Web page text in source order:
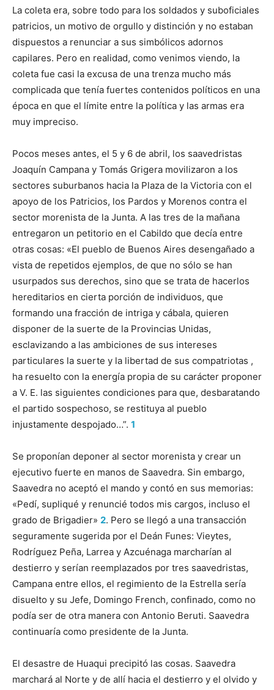
La coleta era, sobre todo para los soldados y suboficiales
patricios, un motivo de orgullo y distinción y no estaban
dispuestos a renunciar a sus simbólicos adornos
capilares. Pero en realidad, como venimos viendo, la
coleta fue casi la excusa de una trenza mucho más
complicada que tenía fuertes contenidos políticos en una
época en que el límite entre la política y las armas era
muy impreciso.
Pocos meses antes, el 5 y 6 de abril, los saavedristas
Joaquín Campana y Tomás Grigera movilizaron a los
sectores suburbanos hacia la Plaza de la Victoria con el
apoyo de los Patricios, los Pardos y Morenos contra el
sector morenista de la Junta. A las tres de la mañana
entregaron un petitorio en el Cabildo que decía entre
otras cosas: «El pueblo de Buenos Aires desengañado a
vista de repetidos ejemplos, de que no sólo se han
usurpados sus derechos, sino que se trata de hacerlos
hereditarios en cierta porción de individuos, que
formando una fracción de intriga y cábala, quieren
disponer de la suerte de la Provincias Unidas,
esclavizando a las ambiciones de sus intereses
particulares la suerte y la libertad de sus compatriotas ,
ha resuelto con la energía propia de su carácter proponer
a V. E. las siguientes condiciones para que, desbaratando
el partido sospechoso, se restituya al pueblo
injustamente despojado…”. 1
Se proponían deponer al sector morenista y crear un
ejecutivo fuerte en manos de Saavedra. Sin embargo,
Saavedra no aceptó el mando y contó en sus memorias:
«Pedí, supliqué y renuncié todos mis cargos, incluso el
grado de Brigadier» 2. Pero se llegó a una transacción
seguramente sugerida por el Deán Funes: Vieytes,
Rodríguez Peña, Larrea y Azcuénaga marcharían al
destierro y serían reemplazados por tres saavedristas,
Campana entre ellos, el regimiento de la Estrella sería
disuelto y su Jefe, Domingo French, confinado, como no
podía ser de otra manera con Antonio Beruti. Saavedra
continuaría como presidente de la Junta.
El desastre de Huaqui precipitó las cosas. Saavedra
marchará al Norte y de allí hacia el destierro y el olvido y